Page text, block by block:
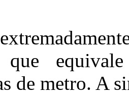
de metro. A